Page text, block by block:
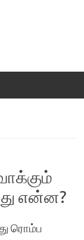
என்ன?
ரொம்ப